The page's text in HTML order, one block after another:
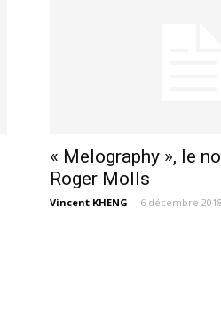
« Melography », le
Roger Molls
Vincent KHENG - 6 décembre 2018